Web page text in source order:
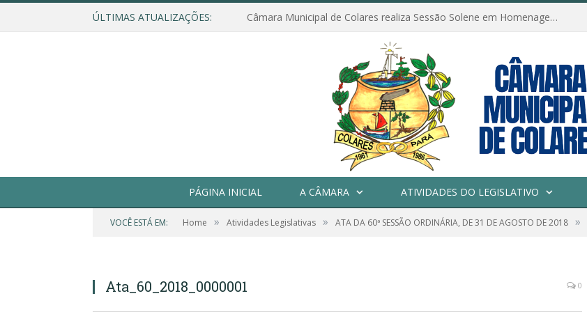
ÚLTIMAS ATUALIZAÇÕES: Câmara Municipal de Colares realiza Sessão Solene em Homenagem ao Dia das Mães
PÁGINA INICIAL A CÂMARA ATIVIDADES DO LEGISLATIVO
VOCÊ ESTÁ EM: Home » Atividades Legislativas » ATA DA 60ª SESSÃO ORDINÁRIA, DE 31 DE AGOSTO DE 2018 »
Ata_60_2018_0000001 0